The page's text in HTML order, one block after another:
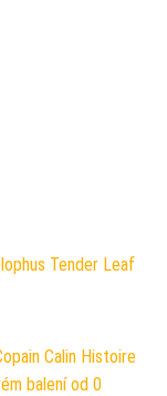
Tender Leaf
Calin Histoire
balení od 0